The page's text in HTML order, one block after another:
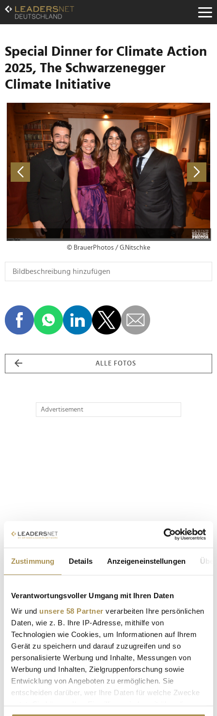
Zustimmung Details Anzeigeneinstellungen
Verantwortungsvoller Umgang mit Ihren Daten
Wir und unsere 58 Partner verarbeiten Ihre persönlichen
Daten, wie z. B. Ihre IP-Adresse, mithilfe von
Technologien wie Cookies, um Informationen auf Ihrem
Gerät zu speichern und darauf zuzugreifen und so
personalisierte Werbung und Inhalte, Messungen von
Werbung und Inhalten, Zielgruppenforschung sowie
Entwicklung von Angeboten zu ermöglichen. Sie
entscheiden darüber, wer Ihre Daten für welche Zwecke
Zum
Inhalt
Zur
Navigation
Zur
Hauptnavigation
Special Dinner for Climate Action
2025, The Schwarzenegger
Climate Initiative
© BrauerPhotos / G.Nitschke
ALLE FOTOS
Advertisement